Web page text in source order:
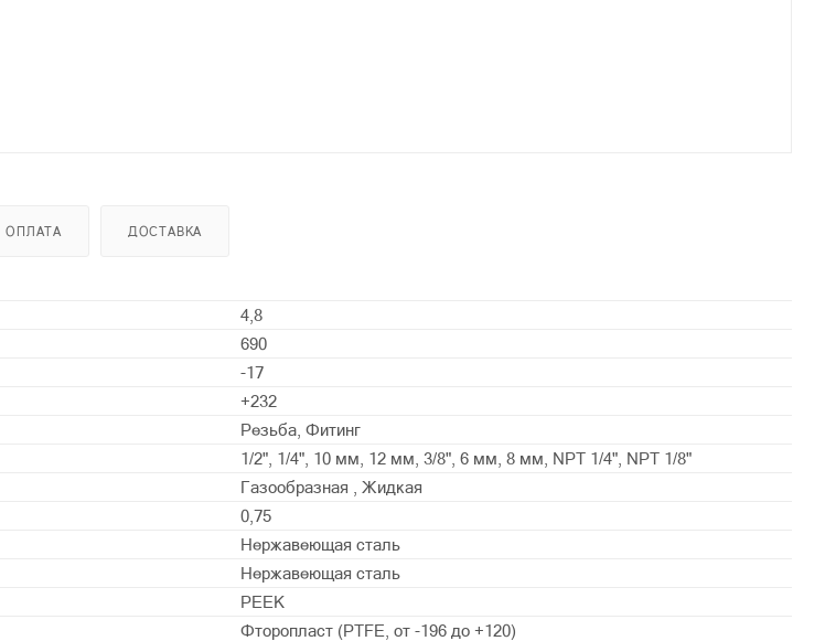
ОПЛАТА ДОСТАВКА
4,8
690
-17
+232
Резьба, Фитинг
1/2", 1/4", 10 мм, 12 мм, 3/8", 6 мм, 8 мм, NPT 1/4", NPT 1/8"
Газообразная , Жидкая
0,75
Нержавеющая сталь
Нержавеющая сталь
PEEK
Фторопласт (PTFE, от -196 до +120)